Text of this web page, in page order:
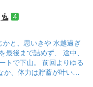
4
と、思いきや 水越過ぎ
後まで詰めず、 途中、
トで下山。 前回よりゆる
か、体力は貯蓄が叶いま
です また、ペースも標